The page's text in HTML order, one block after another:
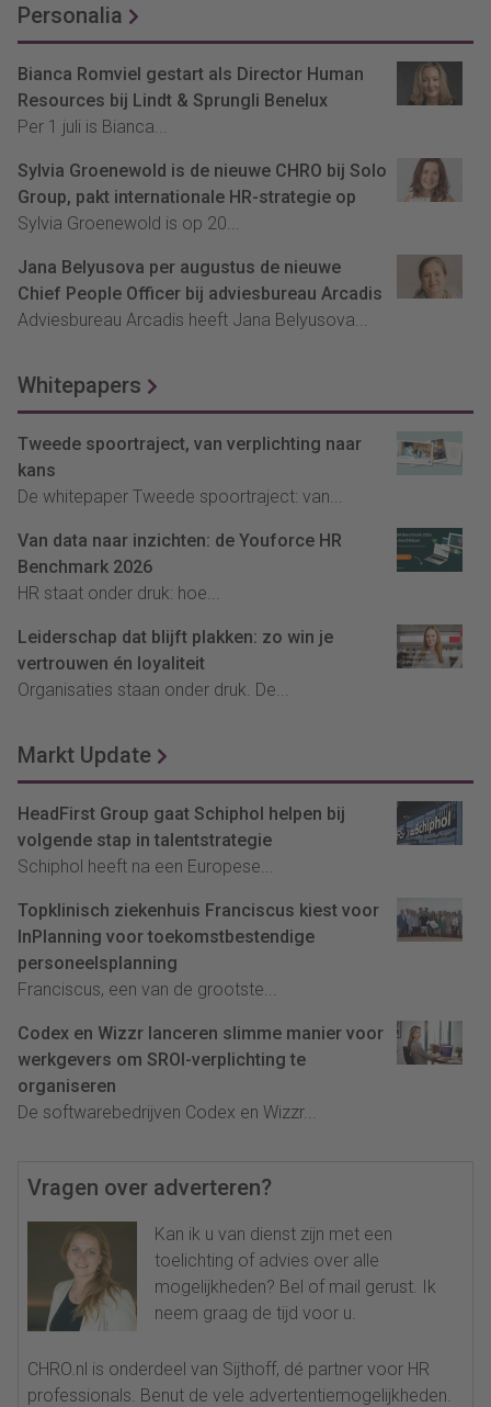
Personalia
Bianca Romviel gestart als Director Human
Resources bij Lindt & Sprungli Benelux
Per 1 juli is Bianca...
Sylvia Groenewold is de nieuwe CHRO bij Solo
Group, pakt internationale HR-strategie op
Sylvia Groenewold is op 20...
Jana Belyusova per augustus de nieuwe
Chief People Officer bij adviesbureau Arcadis
Adviesbureau Arcadis heeft Jana Belyusova...
Whitepapers
Tweede spoortraject, van verplichting naar
kans
De whitepaper Tweede spoortraject: van...
Van data naar inzichten: de Youforce HR
Benchmark 2026
HR staat onder druk: hoe...
Leiderschap dat blijft plakken: zo win je
vertrouwen én loyaliteit
Organisaties staan onder druk. De...
Markt Update
HeadFirst Group gaat Schiphol helpen bij
volgende stap in talentstrategie
Schiphol heeft na een Europese...
Topklinisch ziekenhuis Franciscus kiest voor
InPlanning voor toekomstbestendige
personeelsplanning
Franciscus, een van de grootste...
Codex en Wizzr lanceren slimme manier voor
werkgevers om SROI-verplichting te
organiseren
De softwarebedrijven Codex en Wizzr...
Vragen over adverteren?
Kan ik u van dienst zijn met een
toelichting of advies over alle
mogelijkheden? Bel of mail gerust. Ik
neem graag de tijd voor u.
CHRO.nl is onderdeel van Sijthoff, dé partner voor HR
professionals. Benut de vele advertentiemogelijkheden.